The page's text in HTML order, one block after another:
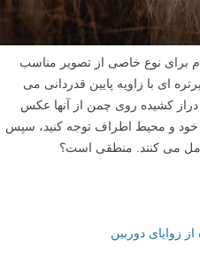
برای نوع خاصی از تصویر مناسب
ای با زاویه پایین قدردانی می
دراز کشیده روی چمن از آنها عکس
خود و محیط اطراف توجه کنید، سپس
می کنند. منطقی است؟
زوایای دوربین